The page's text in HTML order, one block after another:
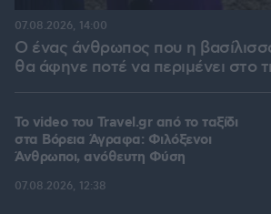
Ο ένας άνθρωπος που η
θα άφηνε ποτέ να περιμένει στο
07.08.2026, 14:00
To video του Travel.gr από το ταξίδι
στα Βόρεια Άγραφα: Φιλόξενοι
Άνθρωποι, ανόθευτη Φύση
07.08.2026, 12:38